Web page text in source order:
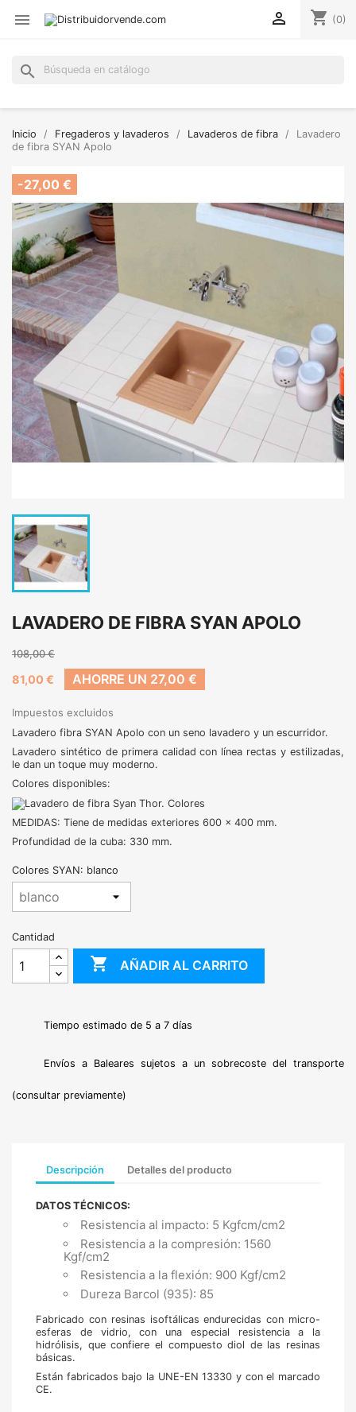
 shopping_cart (0)

search
Inicio Fregaderos y lavaderos Lavaderos de fibra
Lavadero
de fibra SYAN Apolo
-27,00 €
LAVADERO DE FIBRA SYAN APOLO
108,00 €
81,00 € AHORRE UN 27,00 €
Impuestos excluidos
Lavadero fibra SYAN Apolo con un seno lavadero y un escurridor.
Lavadero sintético de primera calidad con línea rectas y estilizadas,
le dan un toque muy moderno.
Colores disponibles:
MEDIDAS: Tiene de medidas exteriores 600 x 400 mm.
Profundidad de la cuba: 330 mm.
Colores SYAN: blanco
Cantidad
 AÑADIR AL CARRITO
Tiempo estimado de 5 a 7 días
Envíos a Baleares sujetos a un sobrecoste del transporte
(consultar previamente)
Descripción Detalles del producto
DATOS TÉCNICOS:
Resistencia al impacto: 5 Kgfcm/cm2
Resistencia a la compresión: 1560
Kgf/cm2
Resistencia a la flexión: 900 Kgf/cm2
Dureza Barcol (935): 85
Fabricado con resinas isoftálicas endurecidas con micro-
esferas de vidrio, con una especial resistencia a la
hidrólisis, que confiere el compuesto diol de las resinas
básicas.
Están fabricados bajo la UNE-EN 13330 y con el marcado
CE.